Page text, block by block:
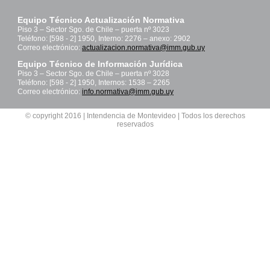
Equipo Técnico Actualización Normativa
Piso 3 – Sector Sgo. de Chile – puerta nº 3023
Teléfono: [598 - 2] 1950, Interno: 2276 – anexo: 2902
Correo electrónico: actualizacion.normativa@imm.gub.uy
Equipo Técnico de Información Jurídica
Piso 3 – Sector Sgo. de Chile – puerta nº 3028
Teléfono: [598 - 2] 1950, Internos: 1538 – 2265
Correo electrónico: info.normativa@imm.gub.uy
© copyright 2016 | Intendencia de Montevideo | Todos los derechos
reservados